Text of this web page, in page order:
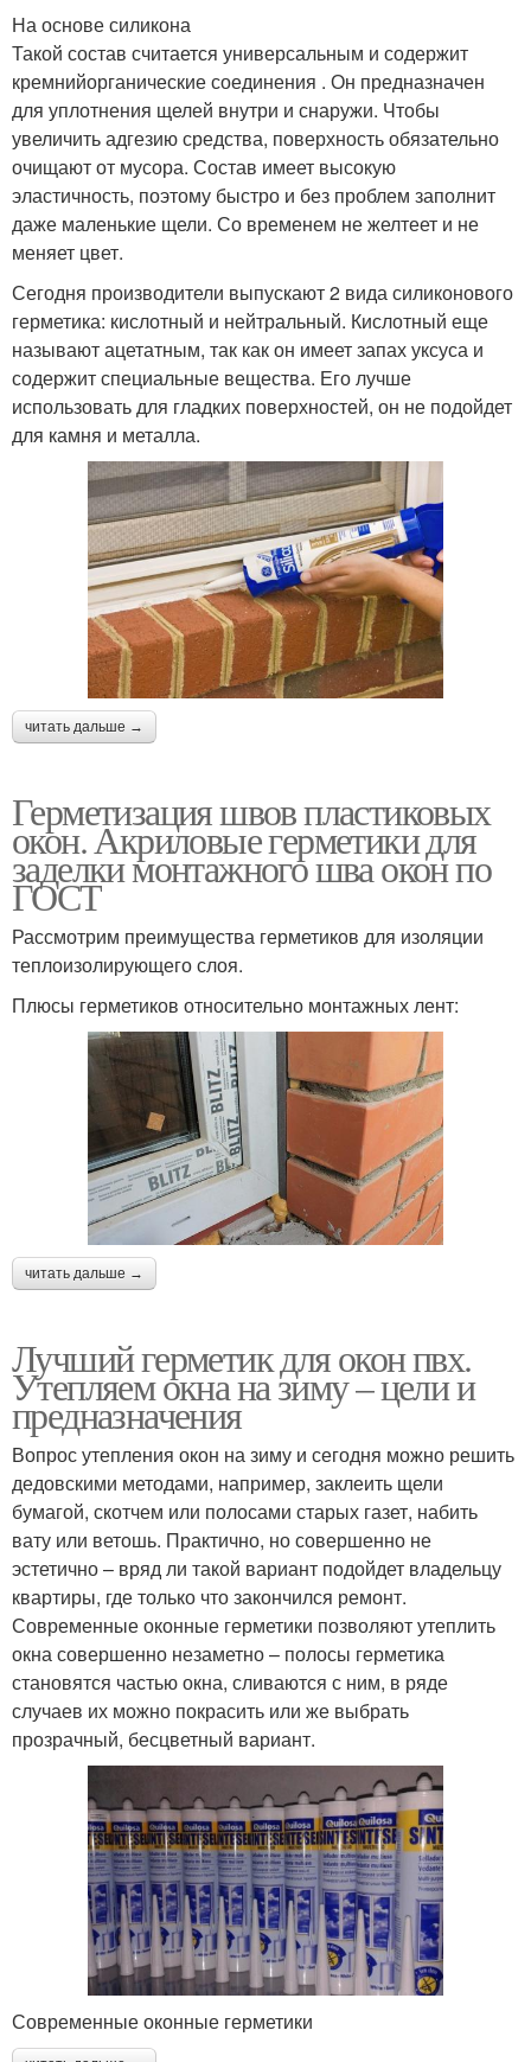
На основе силикона
Такой состав считается универсальным и содержит
кремнийорганические соединения . Он предназначен
для уплотнения щелей внутри и снаружи. Чтобы
увеличить адгезию средства, поверхность обязательно
очищают от мусора. Состав имеет высокую
эластичность, поэтому быстро и без проблем заполнит
даже маленькие щели. Со временем не желтеет и не
меняет цвет.
Сегодня производители выпускают 2 вида силиконового
герметика: кислотный и нейтральный. Кислотный еще
называют ацетатным, так как он имеет запах уксуса и
содержит специальные вещества. Его лучше
использовать для гладких поверхностей, он не подойдет
для камня и металла.
читать дальше →
Герметизация швов пластиковых
окон. Акриловые герметики для
заделки монтажного шва окон по
ГОСТ
Рассмотрим преимущества герметиков для изоляции
теплоизолирующего слоя.
Плюсы герметиков относительно монтажных лент:
читать дальше →
Лучший герметик для окон пвх.
Утепляем окна на зиму – цели и
предназначения
Вопрос утепления окон на зиму и сегодня можно решить
дедовскими методами, например, заклеить щели
бумагой, скотчем или полосами старых газет, набить
вату или ветошь. Практично, но совершенно не
эстетично – вряд ли такой вариант подойдет владельцу
квартиры, где только что закончился ремонт.
Современные оконные герметики позволяют утеплить
окна совершенно незаметно – полосы герметика
становятся частью окна, сливаются с ним, в ряде
случаев их можно покрасить или же выбрать
прозрачный, бесцветный вариант.
Современные оконные герметики